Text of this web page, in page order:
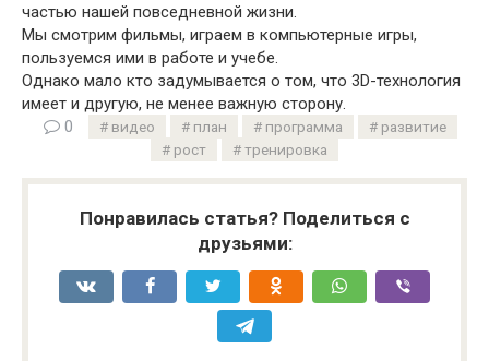
частью нашей повседневной жизни.
Мы смотрим фильмы, играем в компьютерные игры,
пользуемся ими в работе и учебе.
Однако мало кто задумывается о том, что 3D-технология
имеет и другую, не менее важную сторону.
0
видео план программа
развитие
рост
тренировка
Понравилась статья? Поделиться с
друзьями: